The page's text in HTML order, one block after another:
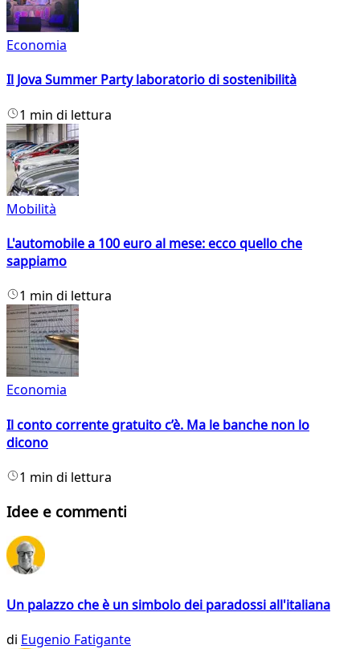
Economia
Il Jova Summer Party laboratorio di sostenibilità
1 min di lettura
Mobilità
L'automobile a 100 euro al mese: ecco quello che
sappiamo
1 min di lettura
Economia
Il conto corrente gratuito c’è. Ma le banche non lo
dicono
1 min di lettura
Idee e commenti
Un palazzo che è un simbolo dei paradossi all'italiana
di Eugenio Fatigante